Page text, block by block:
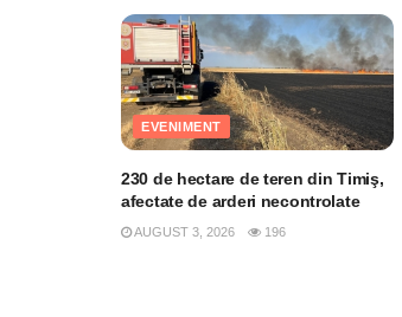
EVENIMENT
230 de hectare de teren din Timiş,
afectate de arderi necontrolate
AUGUST 3, 2026 196